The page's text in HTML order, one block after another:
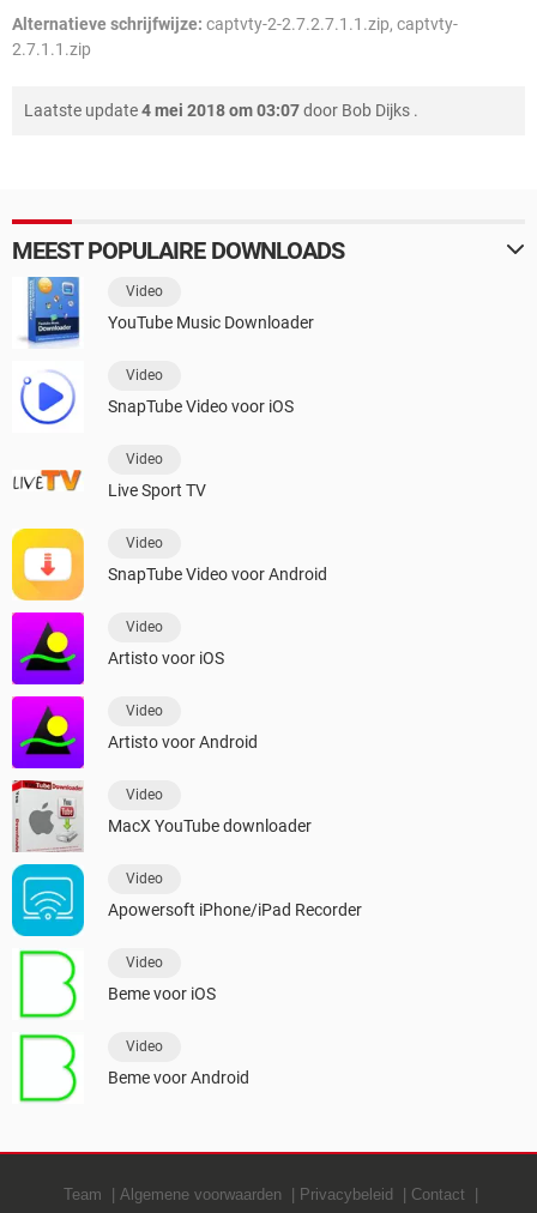
Alternatieve schrijfwijze: captvty-2-2.7.2.7.1.1.zip, captvty-
2.7.1.1.zip
Laatste update4 mei 2018 om 03:07door Bob Dijks .
MEEST POPULAIRE DOWNLOADS
Video
YouTube Music Downloader
Video
SnapTube Video voor iOS
Video
Live Sport TV
Video
SnapTube Video voor Android
Video
Artisto voor iOS
Video
Artisto voor Android
Video
MacX YouTube downloader
Video
Apowersoft iPhone/iPad Recorder
Video
Beme voor iOS
Video
Beme voor Android
Team Algemene voorwaarden Privacybeleid Contact